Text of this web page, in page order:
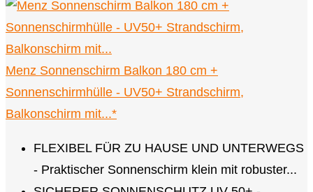
Menz Sonnenschirm Balkon 180 cm +
Sonnenschirmhülle - UV50+ Strandschirm,
Balkonschirm mit...*
FLEXIBEL FÜR ZU HAUSE UND UNTERWEGS
- Praktischer Sonnenschirm klein mit robuster...